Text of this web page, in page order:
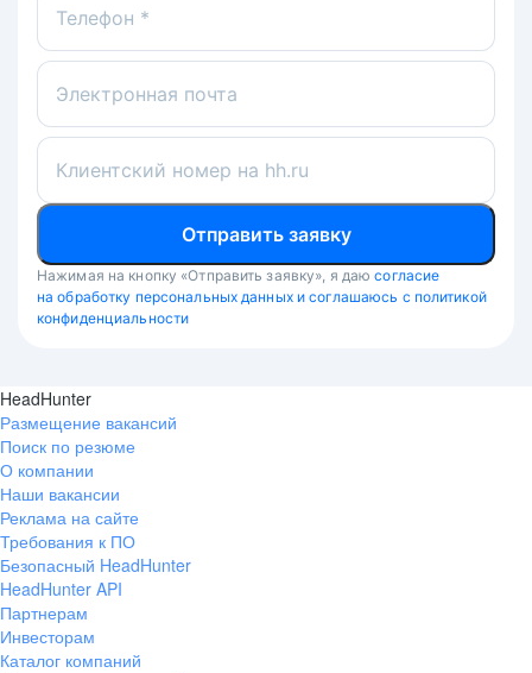
Телефон *
Электронная почта
Клиентский номер на hh.ru
Отправить заявку
Нажимая на кнопку «Отправить заявку», я даю согласие
на обработку персональных данных и соглашаюсь с политикой
конфиденциальности
HeadHunter
Размещение вакансий
Поиск по резюме
О компании
Наши вакансии
Реклама на сайте
Требования к ПО
Безопасный HeadHunter
HeadHunter API
Партнерам
Инвесторам
Каталог компаний